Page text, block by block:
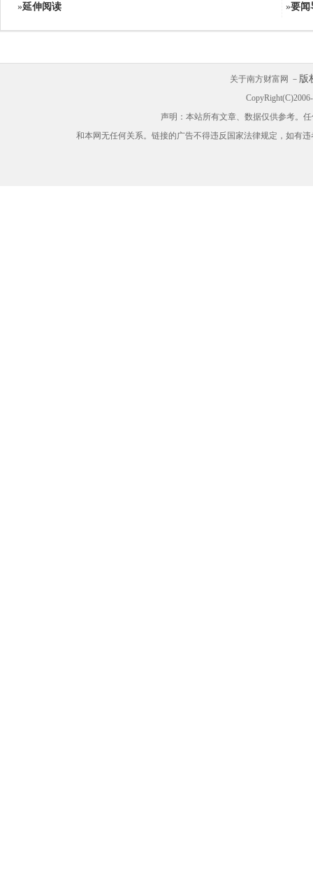
»延伸阅读 »要闻
关于南方财富网 － 版
声明：本站所有文章、数据仅供参考。
和本网无任何关系。链接的广告不得违反国家法律规定，如有